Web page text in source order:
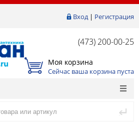
Вход| Регистрация
(473) 200-00-25
Моя корзина
Сейчас ваша корзина пуста